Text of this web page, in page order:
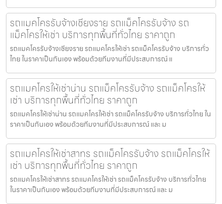
รถแมคโครรับจ้างเชียงราย รถแม็คโครรับจ้าง รถ
แม็คโครให้เช่า บริการทุกพื้นที่ทั่วไทย ราคาถูก
รถแมคโครรับจ้างเชียงราย รถแมคโครให้เช่า รถแม็คโครรับจ้าง บริการทั่ว
ไทย ในราคาเป็นกันเอง พร้อมด้วยทีมงานที่มีประสบการณ์ แ
รถแมคโครให้เช่าน่าน รถแม็คโครรับจ้าง รถแม็คโครให้
เช่า บริการทุกพื้นที่ทั่วไทย ราคาถูก
รถแมคโครให้เช่าน่าน รถแมคโครให้เช่า รถแม็คโครรับจ้าง บริการทั่วไทย ใน
ราคาเป็นกันเอง พร้อมด้วยทีมงานที่มีประสบการณ์ และ ม
รถแมคโครให้เช่าสาทร รถแม็คโครรับจ้าง รถแม็คโครให้
เช่า บริการทุกพื้นที่ทั่วไทย ราคาถูก
รถแมคโครให้เช่าสาทร รถแมคโครให้เช่า รถแม็คโครรับจ้าง บริการทั่วไทย
ในราคาเป็นกันเอง พร้อมด้วยทีมงานที่มีประสบการณ์ และ ม